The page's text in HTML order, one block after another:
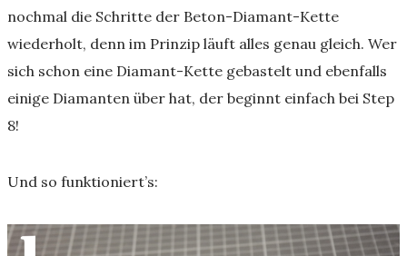
nochmal die Schritte der Beton-Diamant-Kette
wiederholt, denn im Prinzip läuft alles genau gleich. Wer
sich schon eine Diamant-Kette gebastelt und ebenfalls
einige Diamanten über hat, der beginnt einfach bei Step
8!
Und so funktioniert’s: